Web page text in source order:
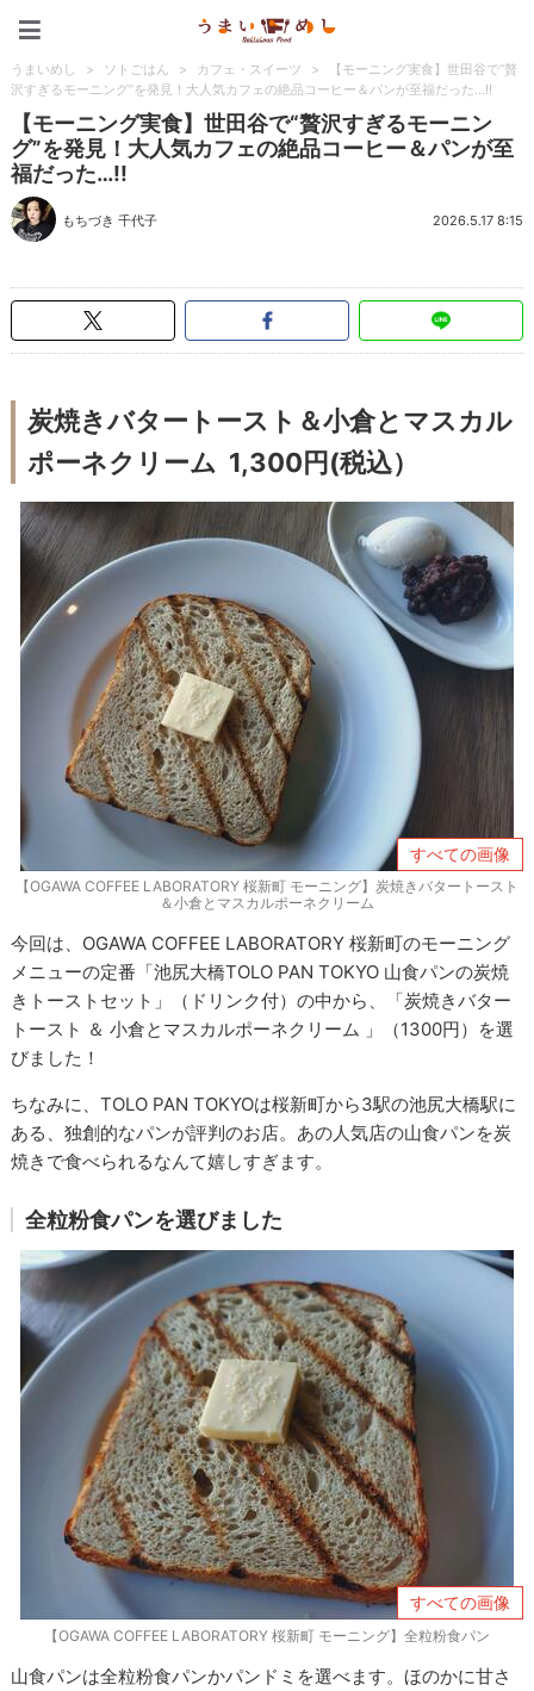
うまいめし > ソトごはん > カフェ・スイーツ >
【モーニング実食】世田谷で“贅
沢すぎるモーニング”を発見！大人気カフェの絶品コーヒー＆パンが至福だった…!!
【モーニング実食】世田谷で“贅沢すぎるモーニン
グ”を発見！大人気カフェの絶品コーヒー＆パンが至
福だった…!!
もちづき 千代子 2026.5.17 8:15
炭焼きバタートースト＆小倉とマスカル
ポーネクリーム 1,300円(税込）
すべての画像
【OGAWA COFFEE LABORATORY 桜新町 モーニング】炭焼きバタートースト
＆小倉とマスカルポーネクリーム
今回は、OGAWA COFFEE LABORATORY 桜新町のモーニング
メニューの定番「池尻大橋TOLO PAN TOKYO 山食パンの炭焼
きトーストセット」（ドリンク付）の中から、「炭焼きバター
トースト ＆ 小倉とマスカルポーネクリーム 」（1300円）を選
びました！
ちなみに、TOLO PAN TOKYOは桜新町から3駅の池尻大橋駅に
ある、独創的なパンが評判のお店。あの人気店の山食パンを炭
焼きで食べられるなんて嬉しすぎます。
全粒粉食パンを選びました
すべての画像
【OGAWA COFFEE LABORATORY 桜新町 モーニング】全粒粉食パン
山食パンは全粒粉食パンかパンドミを選べます。ほのかに甘さ